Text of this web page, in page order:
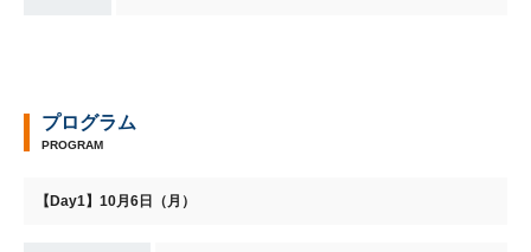
プログラム
PROGRAM
【Day1】10月6日（月）